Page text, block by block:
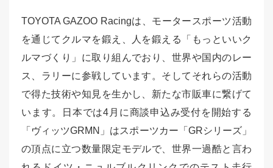
TOYOTA GAZOO Racingは、モータースポーツ活動
を通じてクルマを鍛え、人を鍛える「もっといいク
ルマづくり」に取り組んでおり、世界や国内のレー
ス、ラリーに参戦しています。そしてそれらの活動
で得た技術や知見を生かし、新たな市販車に繋げて
います。日本では4月に商談申込み受付を開始する
「ヴィッツGRMN」はスポーツカー「GRシリーズ」
の頂点に立つ数量限定モデルで、世界一過酷と言わ